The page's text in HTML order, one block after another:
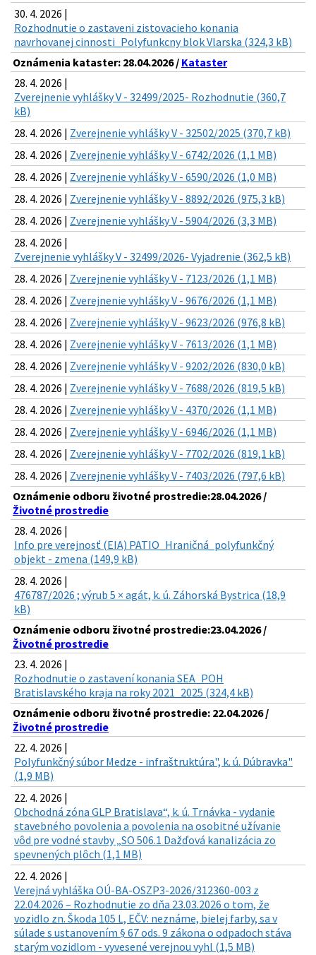
30. 4. 2026 |
Rozhodnutie o zastaveni zistovacieho konania
navrhovanej cinnosti_Polyfunkcny blok Vlarska (324,3 kB)
Oznámenia kataster: 28.04.2026 / Kataster
28. 4. 2026 |
Zverejnenie vyhlášky V - 32499/2025- Rozhodnutie (360,7
kB)
28. 4. 2026 | Zverejnenie vyhlášky V - 32502/2025 (370,7 kB)
28. 4. 2026 | Zverejnenie vyhlášky V - 6742/2026 (1,1 MB)
28. 4. 2026 | Zverejnenie vyhlášky V - 6590/2026 (1,0 MB)
28. 4. 2026 | Zverejnenie vyhlášky V - 8892/2026 (975,3 kB)
28. 4. 2026 | Zverejnenie vyhlášky V - 5904/2026 (3,3 MB)
28. 4. 2026 |
Zverejnenie vyhlášky V - 32499/2026- Vyjadrenie (362,5 kB)
28. 4. 2026 | Zverejnenie vyhlášky V - 7123/2026 (1,1 MB)
28. 4. 2026 | Zverejnenie vyhlášky V - 9676/2026 (1,1 MB)
28. 4. 2026 | Zverejnenie vyhlášky V - 9623/2026 (976,8 kB)
28. 4. 2026 | Zverejnenie vyhlášky V - 7613/2026 (1,1 MB)
28. 4. 2026 | Zverejnenie vyhlášky V - 9202/2026 (830,0 kB)
28. 4. 2026 | Zverejnenie vyhlášky V - 7688/2026 (819,5 kB)
28. 4. 2026 | Zverejnenie vyhlášky V - 4370/2026 (1,1 MB)
28. 4. 2026 | Zverejnenie vyhlášky V - 6946/2026 (1,1 MB)
28. 4. 2026 | Zverejnenie vyhlášky V - 7702/2026 (819,1 kB)
28. 4. 2026 | Zverejnenie vyhlášky V - 7403/2026 (797,6 kB)
Oznámenie odboru životné prostredie:28.04.2026 /
Životné prostredie
28. 4. 2026 |
Info pre verejnosť (EIA) PATIO_Hraničná_polyfunkčný
objekt - zmena (149,9 kB)
28. 4. 2026 |
476787/2026 ; výrub 5 × agát, k. ú. Záhorská Bystrica (18,9
kB)
Oznámenie odboru životné prostredie:23.04.2026 /
Životné prostredie
23. 4. 2026 |
Rozhodnutie o zastavení konania SEA_POH
Bratislavského kraja na roky 2021_2025 (324,4 kB)
Oznámenie odboru životné prostredie: 22.04.2026 /
Životné prostredie
22. 4. 2026 |
Polyfunkčný súbor Medze - infraštruktúra", k. ú. Dúbravka"
(1,9 MB)
22. 4. 2026 |
Obchodná zóna GLP Bratislava“, k. ú. Trnávka - vydanie
stavebného povolenia a povolenia na osobitné užívanie
vôd pre vodné stavby „SO 506.1 Dažďová kanalizácia zo
spevnených plôch (1,1 MB)
22. 4. 2026 |
Verejná vyhláška OÚ-BA-OSZP3-2026/312360-003 z
22.04.2026 – Rozhodnutie zo dňa 23.03.2026 o tom, že
vozidlo zn. Škoda 105 L, EČV: neznáme, bielej farby, sa v
súlade s ustanovením § 67 ods. 9 zákona o odpadoch stáva
starým vozidlom - vyvesené verejnou vyhl (1,5 MB)